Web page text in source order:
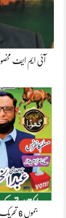
آئی ایم ایف
جموں 6 تحریک شاد باد کا عبدالخطیب چودھری کی حمایت کا اعلان